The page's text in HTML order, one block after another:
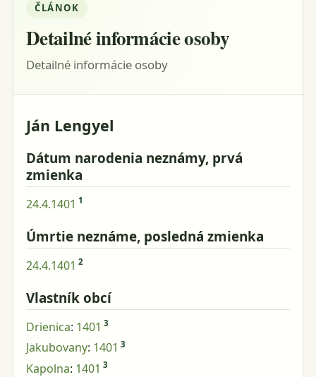
ČLÁNOK
Detailné informácie osoby
Detailné informácie osoby
Ján Lengyel
Dátum narodenia neznámy, prvá
zmienka
24.4.1401 1
Úmrtie neznáme, posledná zmienka
24.4.1401 2
Vlastník obcí
Drienica: 1401 3
Jakubovany: 1401 3
Kapolna: 1401 3